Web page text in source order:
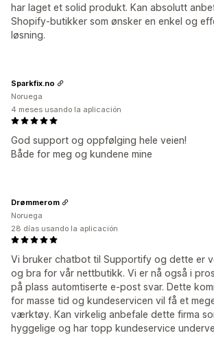
har laget et solid produkt. Kan absolutt
Shopify-butikker som ønsker en enkel og
løsning.
God support og oppfølging hele veien!
Både for meg og kundene mine
Sparkfix.no
Noruega
4 meses usando la aplicación
Vi bruker chatbot til Supportify og dette er
og bra for vår nettbutikk. Vi er nå også i
på plass automtiserte e-post svar. Dette
for masse tid og kundeservicen vil få et
værktøy. Kan virkelig anbefale dette firma
hyggelige og har topp kundeservice
Drømmerom
Noruega
28 días usando la aplicación